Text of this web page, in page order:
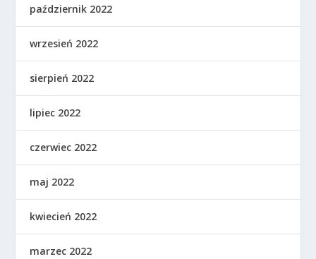
październik 2022
wrzesień 2022
sierpień 2022
lipiec 2022
czerwiec 2022
maj 2022
kwiecień 2022
marzec 2022